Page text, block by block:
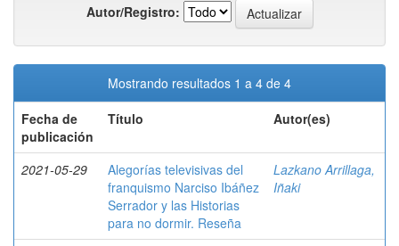
Autor/Registro:
Mostrando resultados 1 a 4 de 4
Fecha de
publicación
Título Autor(es)
2021-05-29
Alegorías televisivas del
franquismo Narciso Ibáñez
Serrador y las Historias
para no dormir. Reseña
Lazkano Arrillaga,
Iñaki